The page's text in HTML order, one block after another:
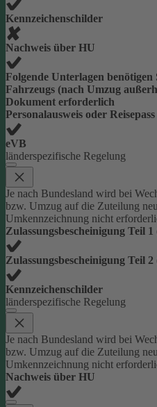
Kennzeichenschilder
Nachweis über HU
Folgende Unterlagen
Fahrzeugs (nach Umzug
Dokument erforderlich
Personalausweis oder
eVB
länderspezifische Regelung
Je nach Bundesland wird bei
bzw. Umzug auf die Zuteilung
Umkennzeichnung nicht
Zulassungsbescheinigung Teil
Zulassungsbescheinigung Teil
Kennzeichenschilder
länderspezifische Regelung
Je nach Bundesland wird bei
bzw. Umzug auf die Zuteilung
Umkennzeichnung nicht
Nachweis über HU